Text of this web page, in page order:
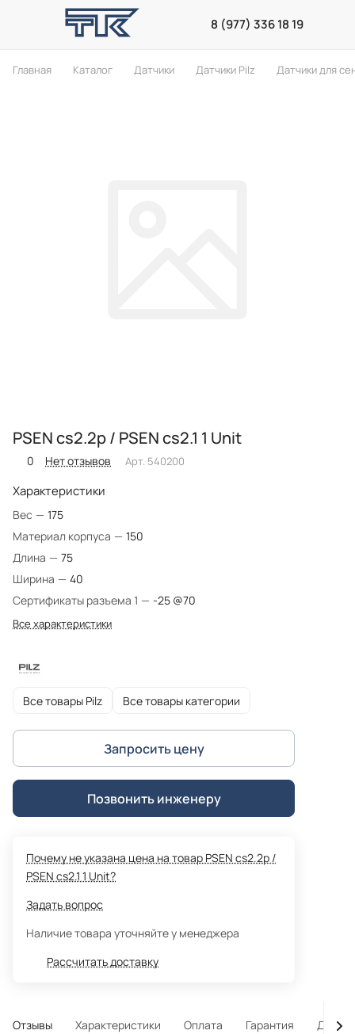
8 (977) 336 18 19
Главная Каталог Датчики Датчики Pilz Датчики для
PSEN cs2.2p / PSEN cs2.1 1 Unit
0 Нет отзывов Арт. 540200
Характеристики
Вес — 175
Материал корпуса — 150
Длина — 75
Ширина — 40
Сертификаты разъема 1 — -25 @70
Все характеристики
Все товары Pilz Все товары категории
Запросить цену
Позвонить инженеру
Почему не указана цена на товар PSEN cs2.2p /
PSEN cs2.1 1 Unit?
Задать вопрос
Наличие товара уточняйте у менеджера
Рассчитать доставку
Отзывы Характеристики Оплата Гарантия